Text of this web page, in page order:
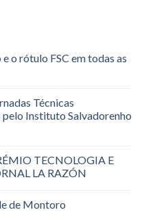
o rótulo FSC em todas as
Técnicas
Instituto Salvadorenho
TECNOLOGIA E
LA RAZÓN
de Montoro